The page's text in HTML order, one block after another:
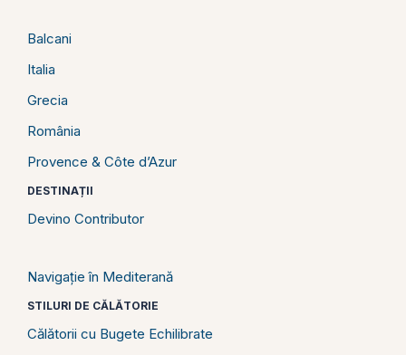
Balcani
Italia
Grecia
România
Provence & Côte d’Azur
DESTINAȚII
Devino Contributor
Navigație în Mediterană
STILURI DE CĂLĂTORIE
Călătorii cu Bugete Echilibrate